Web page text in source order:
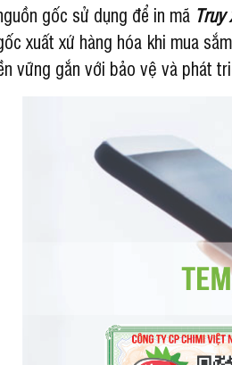
gốc sử dụng để in mã Truy
xuất xứ hàng hóa khi mua
vững gắn với bảo vệ và phát